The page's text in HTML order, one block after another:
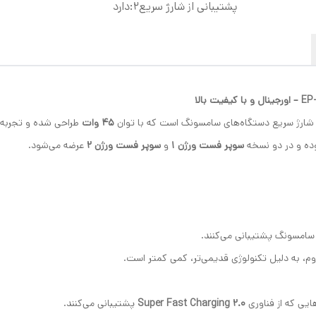
پشتیبانی از شارژ سریع2 :دارد
شارژ سریع دستگاه‌های سامسونگ است که با توان 45 وات
طراحی شده و
و در دو نسخه سوپر فست ورژن 1 و سوپر فست ورژن 2 عرضه می‌شود.
سامسونگ پشتیبانی می‌کنند.
به دلیل تکنولوژی قدیمی‌تر، کمی کمتر است.
که از فناوری Super Fast Charging 2.0 پشتیبانی می‌کنند.